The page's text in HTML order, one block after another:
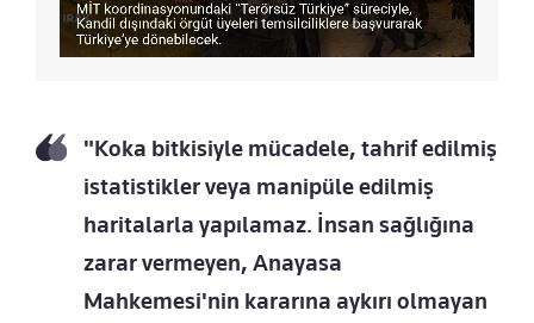
"Koka bitkisiyle mücadele, tahrif edilmiş
istatistikler veya manipüle edilmiş
haritalarla yapılamaz. İnsan sağlığına
zarar vermeyen, Anayasa
Mahkemesi'nin kararına aykırı olmayan